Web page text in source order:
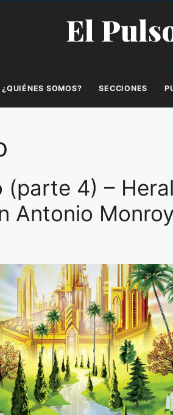
El
¿QUIÉNES SOMOS? SECCIONES
(parte 4) –
Antonio Monroy